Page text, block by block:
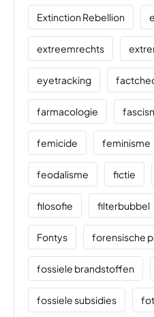
Extinction Rebellion
extreemrechts
eyetracking
farmacologie
femicide feminisme
feodalisme fictie
filosofie filterbubbel
Fontys forensische
fossiele brandstoffen
fossiele subsidies